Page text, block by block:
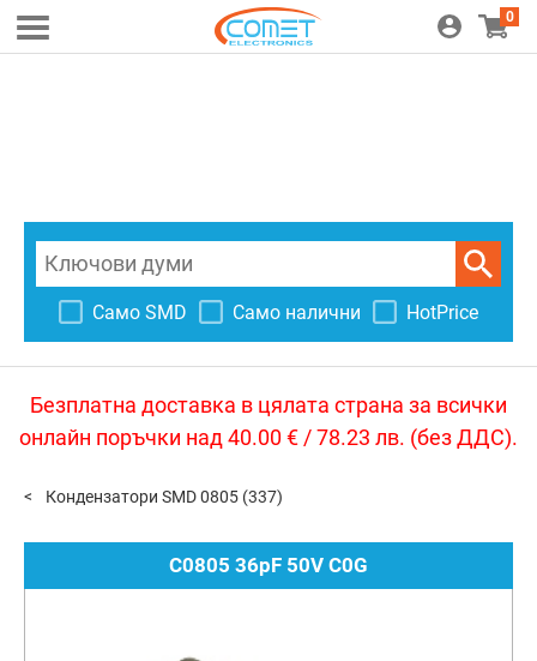
0
Само SMD Само налични HotPrice
Безплатна доставка в цялата страна за всички
онлайн поръчки над 40.00 € / 78.23 лв. (без ДДС).
Кондензатори SMD 0805 (337)
C0805 36pF 50V C0G